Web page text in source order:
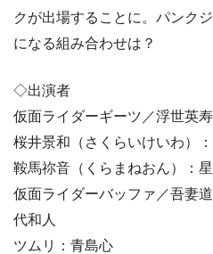
クが出場することに。パンク
になる組み合わせは？
◇出演者
仮面ライダーギーツ／浮世英
桜井景和（さくらいけいわ）
鞍馬祢音（くらまねおん）：
仮面ライダーバッファ／吾妻
代和人
ツムリ：青島心